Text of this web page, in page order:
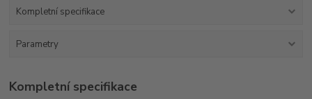
Kompletní specifikace
Parametry
Kompletní specifikace